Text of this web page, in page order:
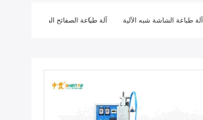
آلة طباعة الشاشة شبه الآلية آلة طباعة الصفائح الساخنة شبه